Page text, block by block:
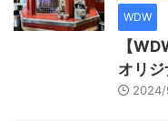
WDW
【
オリ